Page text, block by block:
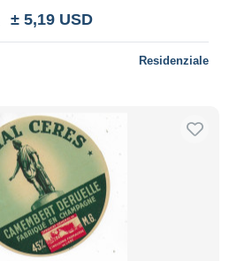
± 5,19 USD
Residenziale